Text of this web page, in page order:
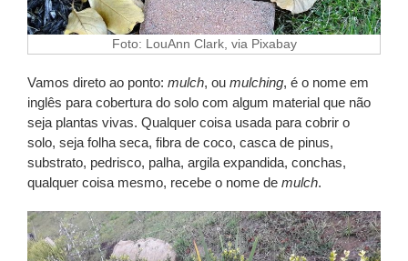
Foto: LouAnn Clark, via Pixabay
Vamos direto ao ponto: mulch, ou mulching, é o nome em
inglês para cobertura do solo com algum material que não
seja plantas vivas. Qualquer coisa usada para cobrir o
solo, seja folha seca, fibra de coco, casca de pinus,
substrato, pedrisco, palha, argila expandida, conchas,
qualquer coisa mesmo, recebe o nome de mulch.